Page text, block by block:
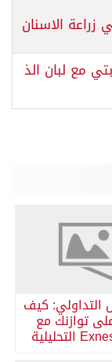
زراعة الاسنان
مع لبان الذ
التداولي: كيف
توازنك مع